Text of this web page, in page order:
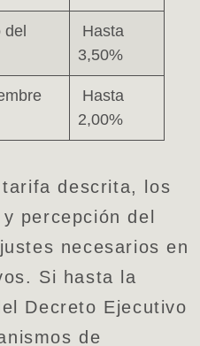
del
Hasta
3,50%
Hasta
2,00%
descrita, los
percepción del
necesarios en
Si hasta la
Decreto Ejecutivo
de